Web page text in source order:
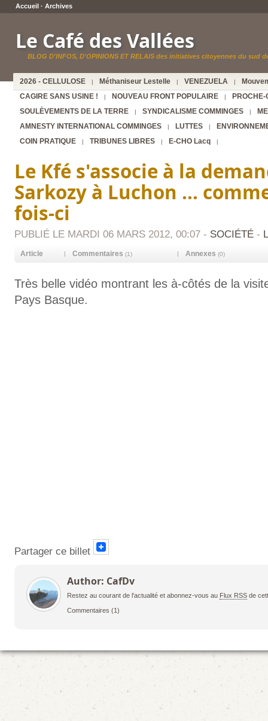
Accueil · Archives
Le Café des Vallées
BLOG D'INFOS, D'OPINIONS ET RELAIS des initiatives citoyennes du sud
2026 - CELLULOSE | Méthaniseur Lestelle | VENEZUELA |
CAGIRE SANS USINE !
| NOUVEAU FRONT POPULAIRE |
PROCHE-
SOULÈVEMENTS DE LA TERRE
| SYNDICALISME COMMINGES |
AMNESTY INTERNATIONAL COMMINGES
| LUTTES |
COIN PRATIQUE
| TRIBUNES LIBRES | E-CHO Lacq |
Le Kfé s'associe à la
Sarkozy à Luchon ...
fois-ci
PUBLIÉ LE MARDI 06 MARS 2012, 00:07 - SOCIÉTÉ -
Article | Commentaires (1) | Annexes (0)
Très belle vidéo montrant les à-côtés de la
Pays Basque.
Partager ce billet
Author: CafDv
Restez au courant de l'actualité et abonnez-vous au Flux RSS de
Commentaires (1)